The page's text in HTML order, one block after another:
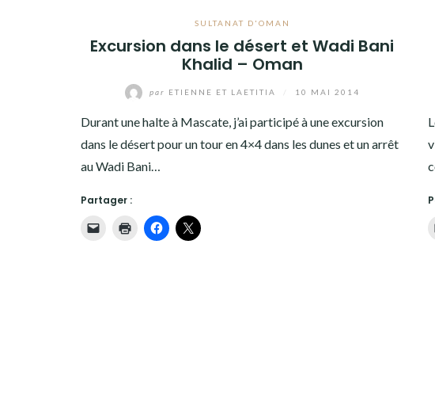
SULTANAT D'OMAN
Excursion dans le désert et Wadi Bani
Khalid – Oman
par ETIENNE ET LAETITIA 10 MAI 2014
Durant une halte à Mascate, j’ai participé à une excursion
dans le désert pour un tour en 4×4 dans les dunes et un arrêt
au Wadi Bani…
Partager :
QUI SOMMES-NOUS ?